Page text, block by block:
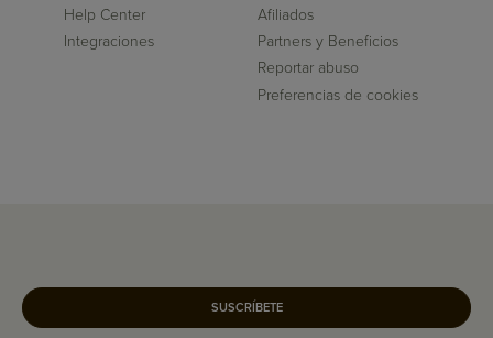
Help Center
Integraciones
Afiliados
Partners y Beneficios
Reportar abuso
Preferencias de cookies
SUSCRÍBETE